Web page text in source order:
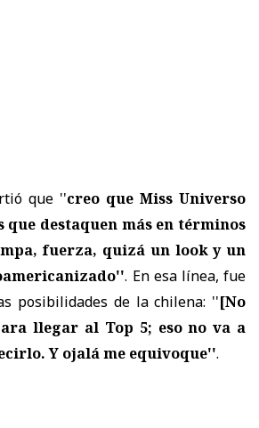
que ''creo que Miss Universo
que destaquen más en términos
fuerza, quizá un look y un
. En esa línea, fue
posibilidades de la chilena: ''[No
llegar al Top 5; eso no va a
Y ojalá me equivoque''.